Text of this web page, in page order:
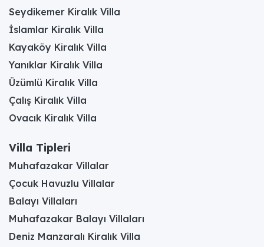
Seydikemer Kiralık Villa
İslamlar Kiralık Villa
Kayaköy Kiralık Villa
Yanıklar Kiralık Villa
Üzümlü Kiralık Villa
Çalış Kiralık Villa
Ovacık Kiralık Villa
Villa Tipleri
Muhafazakar Villalar
Çocuk Havuzlu Villalar
Balayı Villaları
Muhafazakar Balayı Villaları
Deniz Manzaralı Kiralık Villa